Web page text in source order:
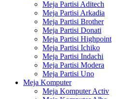
Meja Partisi Aditech
Meja Partisi Arkadia
Meja Partisi Brother
Meja Partisi Donati
Meja Partisi Highpoint
Meja Partisi Ichiko
Meja Partisi Indachi
Meja Partisi Modera
Meja Partisi Uno
Meja Komputer
Meja Komputer Activ